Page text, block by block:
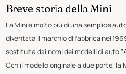
Breve storia della Mini
La Mini è molto più di una semplice
diventata il marchio di fabbrica nel
sostituita dai nomi dei modelli di auto
Con il modello originale a due porte,